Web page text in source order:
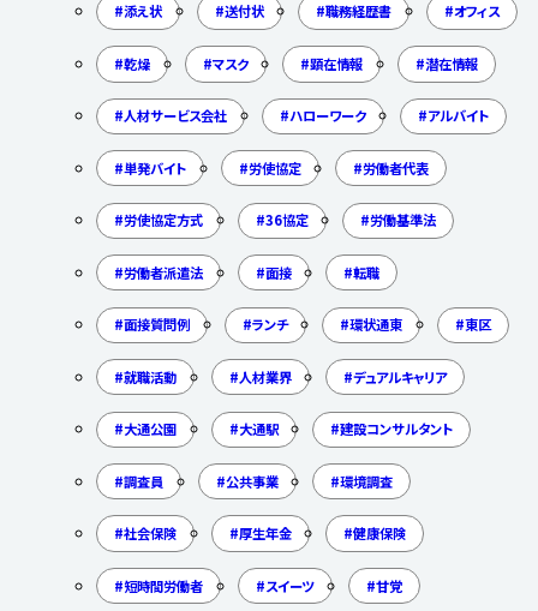
添え状 送付状 職務経歴書 オフィス
乾燥 マスク 顕在情報 潜在情報
人材サービス会社 ハローワーク アルバイト
単発バイト 労使協定 労働者代表
労使協定方式 36協定 労働基準法
労働者派遣法 面接 転職
面接質問例 ランチ 環状通東 東区
就職活動 人材業界 デュアルキャリア
大通公園 大通駅 建設コンサルタント
調査員 公共事業 環境調査
社会保険 厚生年金 健康保険
短時間労働者 スイーツ 甘党